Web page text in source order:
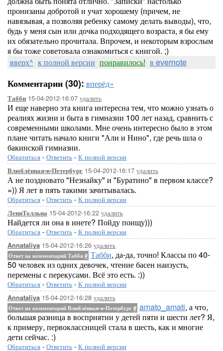
пронизаны добротой и учат хорошему (причем, не
навязывая, а позволяя ребенку самому делать выводы), что,
будь у меня сын или дочка подходящего возраста, я бы ему
их обязательно прочитала. Впрочем, и некоторым взрослым
я бы тоже советовала ознакомиться с книгой. ;)
вверх^ к полной версии понравилось! в evernote
Комментарии (30): вперёд»
Табби 15-04-2012-16:07 удалить
И еще наверно эта книга интересна тем, что можно узнать о
реалиях жизни и быта в гимназии 100 лет назад, сравнить с
современными школами. Мне очень интересно было в этом
плане читать начало книги "Али и Нино", где речь шла о
бакинской гимназии.
Обратиться - Ответить - К полной версии
Влюблённая-в-Петербург 15-04-2012-16:17 удалить
А не поздновато "Незнайку" и "Буратино" в первом классе?
=)) Я лет в пять такими зачитывалась.
Обратиться - Ответить - К полной версии
ЛеннТолльна 15-04-2012-16:22 удалить
Найдется ли она в инете? Пойду поищу)))
Обратиться - Ответить - К полной версии
Annataliya 15-04-2012-16:26 удалить
Ответ на комментарий Табби # Табби, да-да, точно! Классы по 40-
50 человек из одних девочек, чтение басен наизусть,
перемены с перекусами. Всё это есть. :))
Обратиться - Ответить - К полной версии
Annataliya 15-04-2012-16:28 удалить
Ответ на комментарий Влюблённая-в-Петербург # amato_amati, а что,
большая разница в восприятии у детей пяти и шести лет? Я,
к примеру, первоклассницей стала в шесть, как и многие
дети сейчас. :)
Обратиться - Ответить - К полной версии